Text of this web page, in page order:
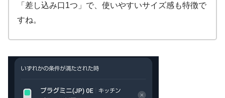
「差し込み口1つ」で、使いやすいサイズ感も特徴で
すね。